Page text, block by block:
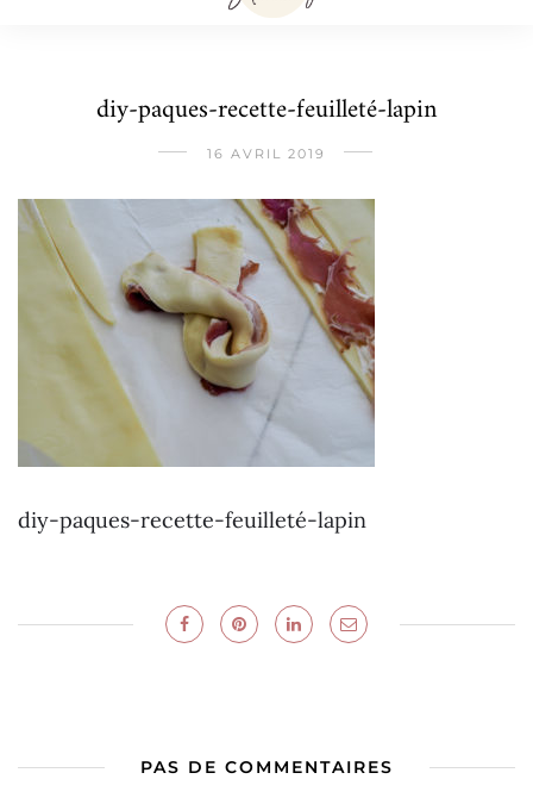
diy-paques-recette-feuilleté-lapin
16 AVRIL 2019
diy-paques-recette-feuilleté-lapin
PAS DE COMMENTAIRES